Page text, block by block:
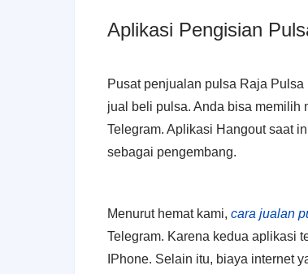
Aplikasi Pengisian
Pusat penjualan pulsa Raja
jual beli pulsa. Anda bisa memilih
Telegram. Aplikasi Hangout saat
sebagai pengembang.
Menurut hemat kami, cara jualan
Telegram. Karena kedua aplikasi
IPhone. Selain itu, biaya internet